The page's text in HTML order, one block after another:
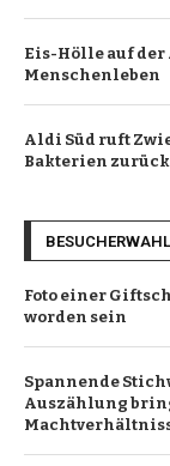
Eis-Hölle auf
Menschenleben
Aldi Süd ruft
Bakterien zurück
BESUCHERWAHL
Foto einer
worden sein
Spannende
Auszählung